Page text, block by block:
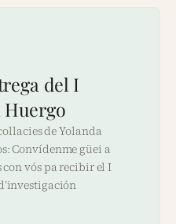
del I
Huergo
de Yolanda
Convídenme güei a
vós pa recibir el I